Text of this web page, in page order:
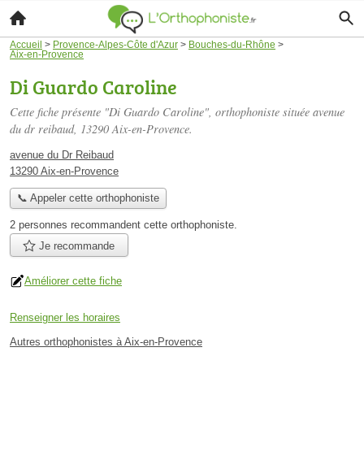
Accueil > Provence-Alpes-Côte d'Azur > Bouches-du-Rhône >
Aix-en-Provence
Di Guardo Caroline
Cette fiche présente "Di Guardo Caroline", orthophoniste située avenue
du dr reibaud, 13290 Aix-en-Provence.
avenue du Dr Reibaud
13290 Aix-en-Provence
📞 Appeler cette orthophoniste
2 personnes recommandent cette orthophoniste.
Je recommande
Améliorer cette fiche
Renseigner les horaires
Autres orthophonistes à Aix-en-Provence